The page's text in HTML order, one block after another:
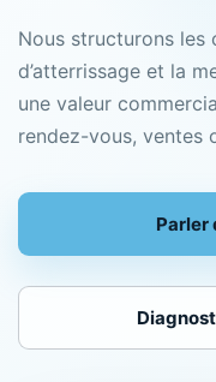
Nous structurons les
d’atterrissage et la
une valeur
rendez-vous, ventes
Parler